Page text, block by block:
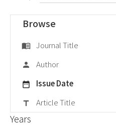
Browse
menu_book Journal Title
person Author
date_range Issue Date
title Article Title
Years